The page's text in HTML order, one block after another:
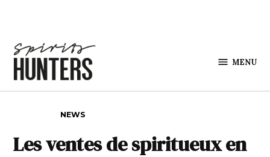
MENU
NEWS
Les ventes de spiritueux en